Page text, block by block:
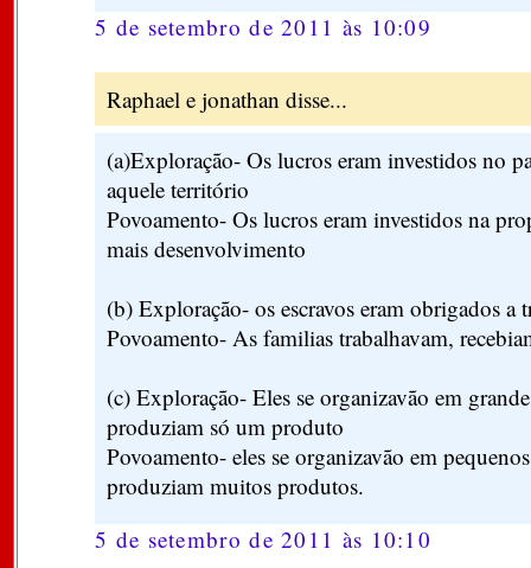
5 de setembro de 2011 às 10:09
Raphael e jonathan disse...
(a)Exploração- Os lucros eram investidos no
aquele território
Povoamento- Os lucros eram investidos na
mais desenvolvimento
(b) Exploração- os escravos eram obrigados a
Povoamento- As familias trabalhavam,
(c) Exploração- Eles se organizavão em
produziam só um produto
Povoamento- eles se organizavão em
produziam muitos produtos.
5 de setembro de 2011 às 10:10